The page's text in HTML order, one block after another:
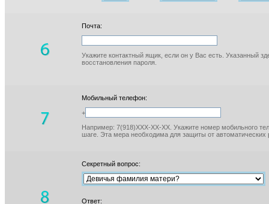
Почта:
Укажите контактный ящик, если он у Вас есть. Указанный
восстановления пароля.
Мобильный телефон:
+
Например: 7(918)XXX-XX-XX. Укажите номер мобильного
шаге. Эта мера необходима для защиты от автоматических
Секретный вопрос:
Ответ: